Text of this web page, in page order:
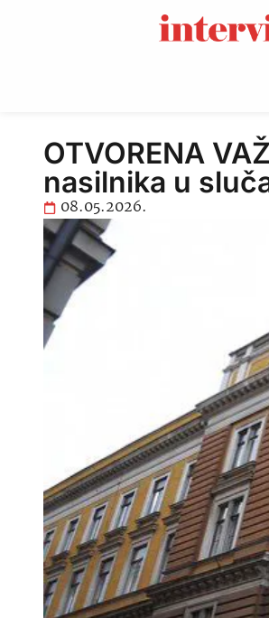
OTVORENA
nasilnika u
08.05.2026.